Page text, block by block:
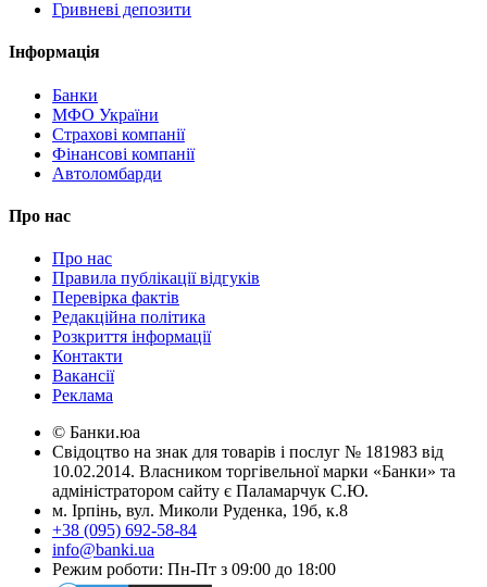
Гривневі депозити
Інформація
Банки
МФО України
Страхові компанії
Фінансові компанії
Автоломбарди
Про нас
Про нас
Правила публікації відгуків
Перевірка фактів
Редакційна політика
Розкриття інформації
Контакти
Вакансії
Реклама
© Банки.юа
Свідоцтво на знак для товарів і послуг № 181983 від
10.02.2014. Власником торгівельної марки «Банки» та
адміністратором сайту є Паламарчук С.Ю.
м. Ірпінь, вул. Миколи Руденка, 19б, к.8
+38 (095) 692-58-84
info@banki.ua
Режим роботи: Пн-Пт з 09:00 до 18:00